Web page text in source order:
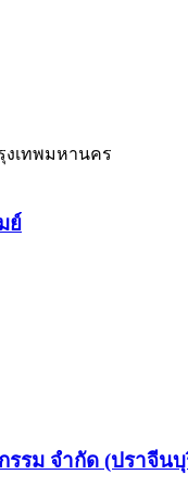
งเทพมหานคร
ย์
รม จำกัด (ปราจีนบุ